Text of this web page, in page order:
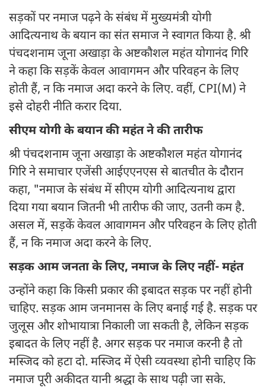
सड़कों पर नमाज पढ़ने के संबंध में मुख्यमंत्री योगी
आदित्यनाथ के बयान का संत समाज ने स्‍वागत किया है. श्री
पंचदशनाम जूना अखाड़ा के अष्टकौशल महंत योगानंद गिरि
ने कहा कि सड़कें केवल आवागमन और परिवहन के लिए
होती हैं, न कि नमाज अदा करने के लिए. वहीं, CPI(M) ने
इसे दोहरी नीति करार दिया.
सीएम योगी के बयान की महंत ने की तारीफ
श्री पंचदशनाम जूना अखाड़ा के अष्टकौशल महंत योगानंद
गिरि ने समाचार एजेंसी आईएएनएस से बातचीत के दौरान
कहा, "नमाज के संबंध में सीएम योगी आदित्यनाथ द्वारा
दिया गया बयान जितनी भी तारीफ की जाए, उतनी कम है.
असल में, सड़कें केवल आवागमन और परिवहन के लिए होती
हैं, न कि नमाज अदा करने के लिए.
सड़क आम जनता के लिए, नमाज के लिए नहीं- महंत
उन्‍होंने कहा कि किसी प्रकार की इबादत सड़क पर नहीं होनी
चाहिए. सड़क आम जनमानस के लिए बनाई गई है. सड़क पर
जुलूस और शोभायात्रा निकाली जा सकती है, लेकिन सड़क
इबादत के लिए नहीं है. अगर सड़क पर नमाज करनी है तो
मस्जिद को हटा दो. मस्जिद में ऐसी व्‍यवस्‍था होनी चाहिए कि
नमाज पूरी अकीदत यानी श्रद्धा के साथ पढ़ी जा सके.